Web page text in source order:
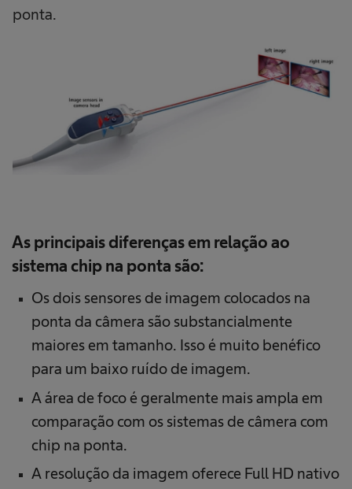
ponta.
As principais diferenças em relação ao
sistema chip na ponta são:
Os dois sensores de imagem colocados na
ponta da câmera são substancialmente
maiores em tamanho. Isso é muito benéfico
para um baixo ruído de imagem.
A área de foco é geralmente mais ampla em
comparação com os sistemas de câmera com
chip na ponta.
A resolução da imagem oferece Full HD nativo